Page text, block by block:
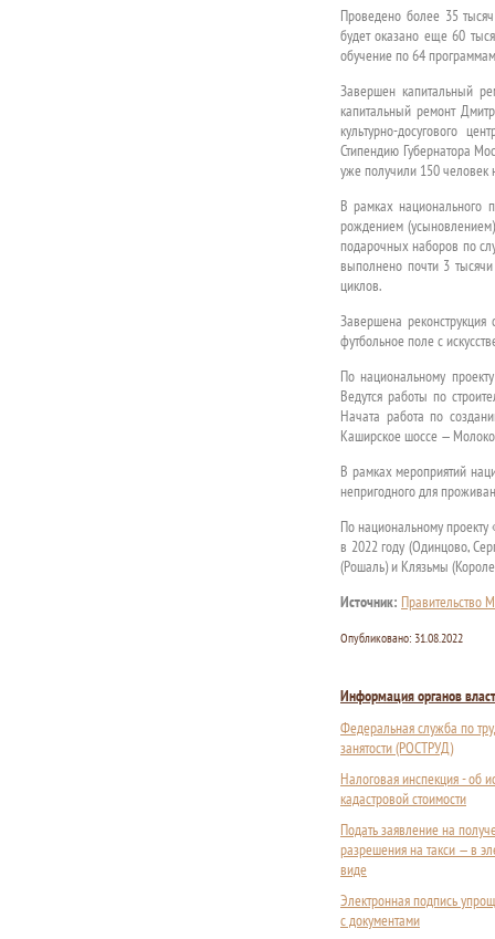
Проведено более 35
будет оказано еще 60
обучение по 64
Завершен капитальный
капитальный ремонт
культурно-досугового
Стипендию Губернатора
уже получили 150
В рамках национального
рождением
подарочных наборов по
выполнено почти 3
циклов.
Завершена
футбольное поле с
По национальному
Ведутся работы по
Начата работа по
Каширское шоссе —
В рамках мероприятий
непригодного для
По национальному проекту
в 2022 году (Одинцово,
(Рошаль) и Клязьмы
Источник: Правительство
Опубликовано: 31.08.2022
Информация органов
Федеральная служба по
занятости (РОСТРУД)
Налоговая инспекция - об
кадастровой стоимости
Подать заявление на
разрешения на такси — в
виде
Электронная подпись
с документами